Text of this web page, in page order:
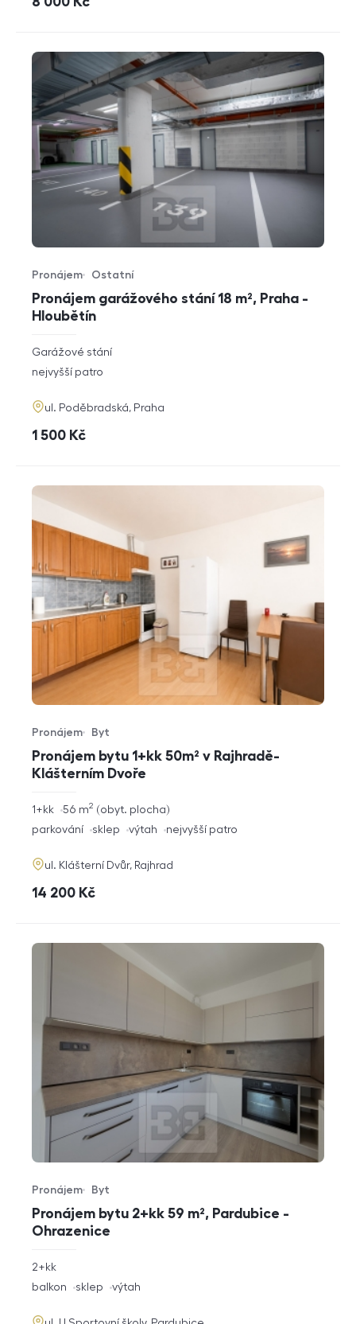
Pronájem garážového stání 18 m², Praha -
Hloubětín
Typ nabídky
Pronájem
Typ nemovitosti
Ostatní
rozměry
dispozice
Garážové stání
funkce
nejvyšší patro
adresa
ul. Poděbradská, Praha
cena
1 500 Kč
Pronájem bytu 1+kk 50m² v Rajhradě-
Klášterním Dvoře
Typ nabídky
Pronájem
Typ nemovitosti
Byt
rozměry
dispozice
1+kk obyt. plocha
56 m2
funkce
parkování sklep výtah nejvyšší patro
adresa
ul. Klášterní Dvůr, Rajhrad
cena
14 200 Kč
Pronájem bytu 2+kk 59 m², Pardubice -
Ohrazenice
Typ nabídky
Pronájem
Typ nemovitosti
Byt
rozměry
dispozice
2+kk
funkce
balkon sklep výtah